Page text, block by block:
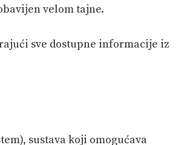
velom tajne.
sve dostupne informacije iz
sustava koji omogućava